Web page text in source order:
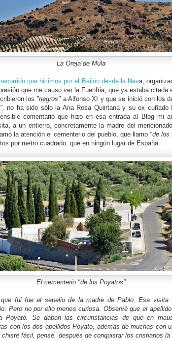
La Oreja de Mula
recorrido que hicimos por el Bailón desde la Nava,
que me causo ver la Fuenfria, que ya estaba citada
los "negros" a Alfonso XI y que se inició con los
no ha sido sólo la Ana Rosa Quintana y su ex cuñado
comentario que hizo en esa entrada al Blog mi
a un entierro, concretamente la madre del
la atención el cementerio del pueblo, que llamo "de los
por metro cuadrado, que en ningún lugar de España.
El cementerio "de los Poyatos"
fui fue al sepelio de la madre de Pablo. Esa visita
Pero no por ello menos curiosa. Observé que el
Poyato. Se daban las circunstancias de que en
con los dos apellidos Poyato, además de muchas con
fácil, pensé, después de conquistar los cristianos